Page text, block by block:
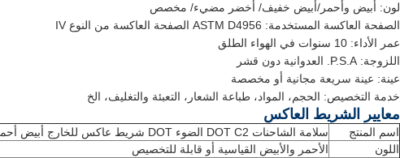
لون: أبيض وأحمر/أبيض خفيف/ أخضر مضيء/ مخصص
الصفحة العاكسة المستخدمة: ASTM D4956 الصفحة العاكسة من النوع IV
عمر الأداء: 10 سنوات في الهواء الطلق
اللزوجة: P.S.A. العدوانية دون قشر
عينة: عينة سريعة مجانية أو مخصصة
خدمة التخصيص: الحجم، المواد، طباعة الشعار، التعبئة والتغليف، الخ
معايير الشريط العاكس
اسم المنتج
سلامة الشاحنات DOT C2 الضوء DOT شريط عاكس للخارج أبيض أحمر للمحاولين
اللون
الأحمر والأبيض القياسية أو قابلة للتخصيص